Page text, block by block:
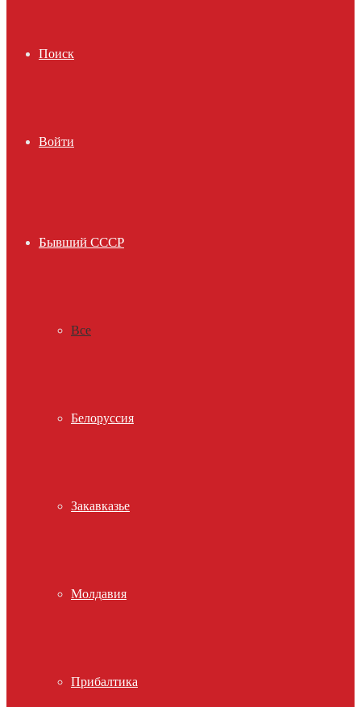
Поиск
Войти
Бывший СССР
Все
Белоруссия
Закавказье
Молдавия
Прибалтика